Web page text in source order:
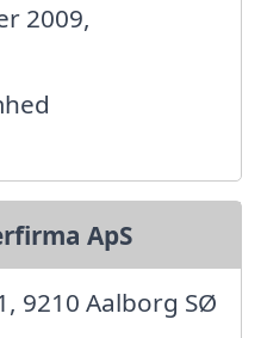
2009,
ApS
9210 Aalborg SØ